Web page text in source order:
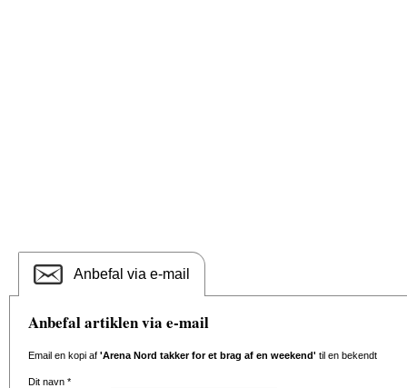
Anbefal via e-mail
Anbefal artiklen via e-mail
Email en kopi af 'Arena Nord takker for et brag af en weekend' til en bekendt
Dit navn *